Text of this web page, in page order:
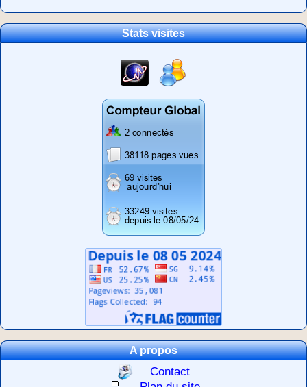
Stats visites
A propos
Contact